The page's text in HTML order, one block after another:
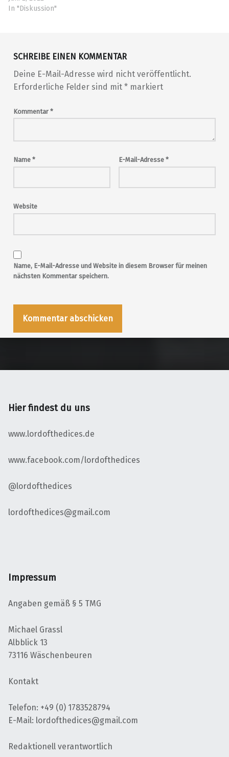
In "Diskussion"
SCHREIBE EINEN KOMMENTAR
Deine E-Mail-Adresse wird nicht veröffentlicht.
Erforderliche Felder sind mit *markiert
Kommentar *
Name * E-Mail-Adresse *
Website
Name, E-Mail-Adresse und Website in diesem Browser für meinen
nächsten Kommentar speichern.
Hier findest du uns
www.lordofthedices.de
www.facebook.com/lordofthedices
@lordofthedices
lordofthedices@gmail.com
Impressum
Angaben gemäß § 5 TMG
Michael Grassl
Albblick 13
73116 Wäschenbeuren
Kontakt
Telefon: +49 (0) 1783528794
E-Mail: lordofthedices@gmail.com
Redaktionell verantwortlich